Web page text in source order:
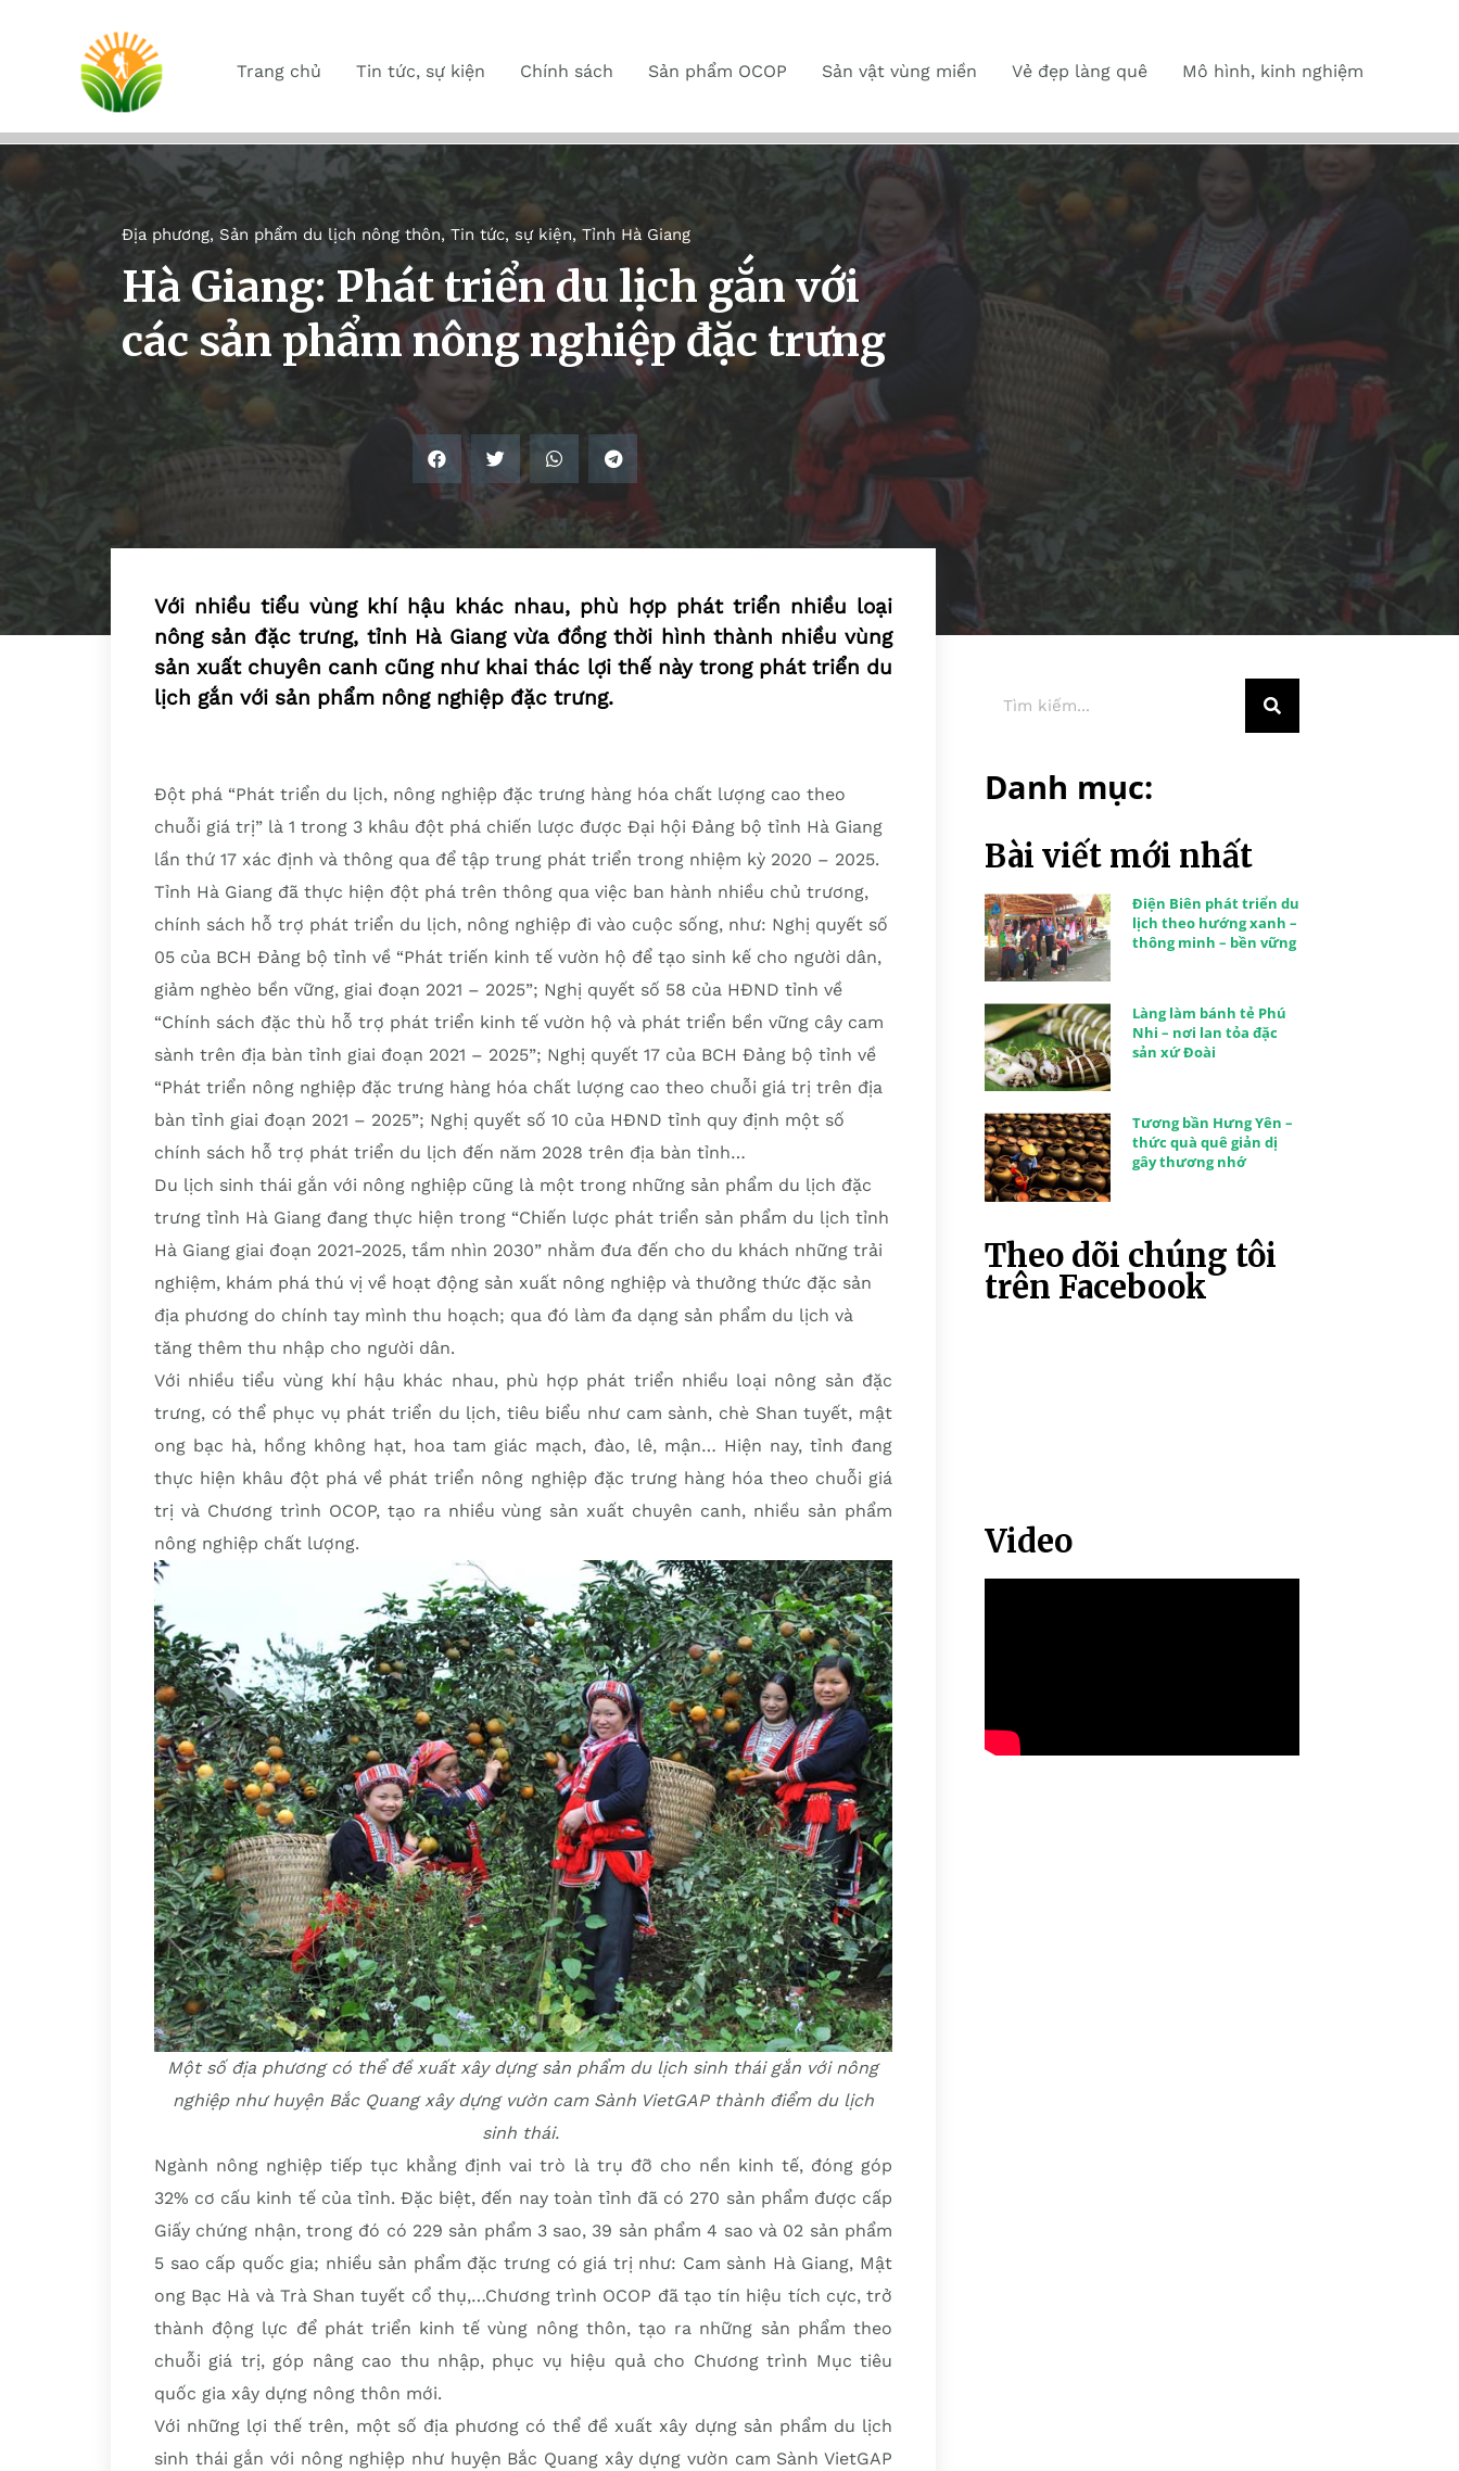
Trang chủ Tin tức, sự kiện Chính sách Sản phẩm OCOP Sản vật vùng miền Vẻ đẹp làng quê Mô hình, kinh nghiệm
Địa phương, Sản phẩm du lịch nông thôn, Tin tức, sự kiện, Tỉnh Hà Giang
Hà Giang: Phát triển du lịch gắn với
các sản phẩm nông nghiệp đặc trưng
Với nhiều tiểu vùng khí hậu khác nhau, phù hợp phát triển nhiều loại
nông sản đặc trưng, tỉnh Hà Giang vừa đồng thời hình thành nhiều vùng
sản xuất chuyên canh cũng như khai thác lợi thế này trong phát triển du
lịch gắn với sản phẩm nông nghiệp đặc trưng.
Đột phá “Phát triển du lịch, nông nghiệp đặc trưng hàng hóa chất lượng cao theo
chuỗi giá trị” là 1 trong 3 khâu đột phá chiến lược được Đại hội Đảng bộ tỉnh Hà Giang
lần thứ 17 xác định và thông qua để tập trung phát triển trong nhiệm kỳ 2020 – 2025.
Tỉnh Hà Giang đã thực hiện đột phá trên thông qua việc ban hành nhiều chủ trương,
chính sách hỗ trợ phát triển du lịch, nông nghiệp đi vào cuộc sống, như: Nghị quyết số
05 của BCH Đảng bộ tỉnh về “Phát triến kinh tế vườn hộ để tạo sinh kế cho người dân,
giảm nghèo bền vững, giai đoạn 2021 – 2025”; Nghị quyết số 58 của HĐND tỉnh về
“Chính sách đặc thù hỗ trợ phát triển kinh tế vườn hộ và phát triển bền vững cây cam
sành trên địa bàn tỉnh giai đoạn 2021 – 2025”; Nghị quyết 17 của BCH Đảng bộ tỉnh về
“Phát triển nông nghiệp đặc trưng hàng hóa chất lượng cao theo chuỗi giá trị trên địa
bàn tỉnh giai đoạn 2021 – 2025”; Nghị quyết số 10 của HĐND tỉnh quy định một số
chính sách hỗ trợ phát triển du lịch đến năm 2028 trên địa bàn tỉnh…
Du lịch sinh thái gắn với nông nghiệp cũng là một trong những sản phẩm du lịch đặc
trưng tỉnh Hà Giang đang thực hiện trong “Chiến lược phát triển sản phẩm du lịch tỉnh
Hà Giang giai đoạn 2021-2025, tầm nhìn 2030” nhằm đưa đến cho du khách những trải
nghiệm, khám phá thú vị về hoạt động sản xuất nông nghiệp và thưởng thức đặc sản
địa phương do chính tay mình thu hoạch; qua đó làm đa dạng sản phẩm du lịch và
tăng thêm thu nhập cho người dân.
Với nhiều tiểu vùng khí hậu khác nhau, phù hợp phát triển nhiều loại nông sản đặc
trưng, có thể phục vụ phát triển du lịch, tiêu biểu như cam sành, chè Shan tuyết, mật
ong bạc hà, hồng không hạt, hoa tam giác mạch, đào, lê, mận… Hiện nay, tỉnh đang
thực hiện khâu đột phá về phát triển nông nghiệp đặc trưng hàng hóa theo chuỗi giá
trị và Chương trình OCOP, tạo ra nhiều vùng sản xuất chuyên canh, nhiều sản phẩm
nông nghiệp chất lượng.
Một số địa phương có thể đề xuất xây dựng sản phẩm du lịch sinh thái gắn với nông
nghiệp như huyện Bắc Quang xây dựng vườn cam Sành VietGAP thành điểm du lịch
sinh thái.
Ngành nông nghiệp tiếp tục khẳng định vai trò là trụ đỡ cho nền kinh tế, đóng góp
32% cơ cấu kinh tế của tỉnh. Đặc biệt, đến nay toàn tỉnh đã có 270 sản phẩm được cấp
Giấy chứng nhận, trong đó có 229 sản phẩm 3 sao, 39 sản phẩm 4 sao và 02 sản phẩm
5 sao cấp quốc gia; nhiều sản phẩm đặc trưng có giá trị như: Cam sành Hà Giang, Mật
ong Bạc Hà và Trà Shan tuyết cổ thụ,…Chương trình OCOP đã tạo tín hiệu tích cực, trở
thành động lực để phát triển kinh tế vùng nông thôn, tạo ra những sản phẩm theo
chuỗi giá trị, góp nâng cao thu nhập, phục vụ hiệu quả cho Chương trình Mục tiêu
quốc gia xây dựng nông thôn mới.
Với những lợi thế trên, một số địa phương có thể đề xuất xây dựng sản phẩm du lịch
sinh thái gắn với nông nghiệp như huyện Bắc Quang xây dựng vườn cam Sành VietGAP
Danh mục:
Bài viết mới nhất
Điện Biên phát triển du
lịch theo hướng xanh –
thông minh – bền vững
Làng làm bánh tẻ Phú
Nhi – nơi lan tỏa đặc
sản xứ Đoài
Tương bần Hưng Yên –
thức quà quê giản dị
gây thương nhớ
Theo dõi chúng tôi
trên Facebook
Video